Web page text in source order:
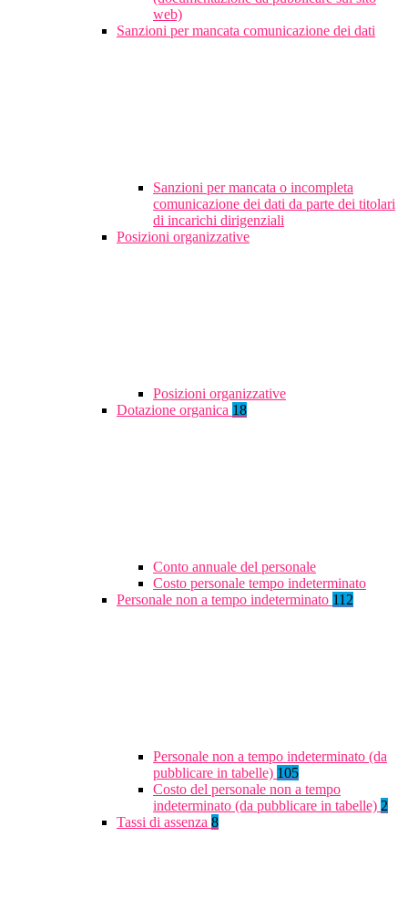
web)
Sanzioni per mancata comunicazione dei dati
Sanzioni per mancata o incompleta
comunicazione dei dati da parte dei titolari
di incarichi dirigenziali
Posizioni organizzative
Posizioni organizzative
Dotazione organica 18
Conto annuale del personale
Costo personale tempo indeterminato
Personale non a tempo indeterminato 112
Personale non a tempo indeterminato (da
pubblicare in tabelle) 105
Costo del personale non a tempo
indeterminato (da pubblicare in tabelle) 2
Tassi di assenza 8